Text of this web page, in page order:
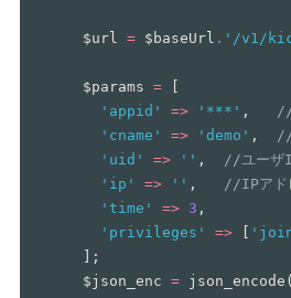
$url = $baseUrl . '/v1/
$params =
'appid'
=> '***' ,
//
'cname'
=> 'demo' ,
//
'uid'
=> '' ,
//ユーザ
'ip'
=> '' ,
//IPアド
'time'
=> 3 ,
'privileges'
=>
];
$json_enc
= json_encode (